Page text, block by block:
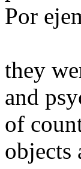
Por
they
and
of
objects